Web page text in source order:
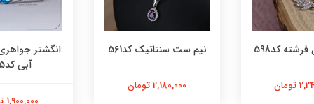
کد598 نیم ست سنتاتیک کد561
2,180,000 تومان
انگشتر
آبی کد565